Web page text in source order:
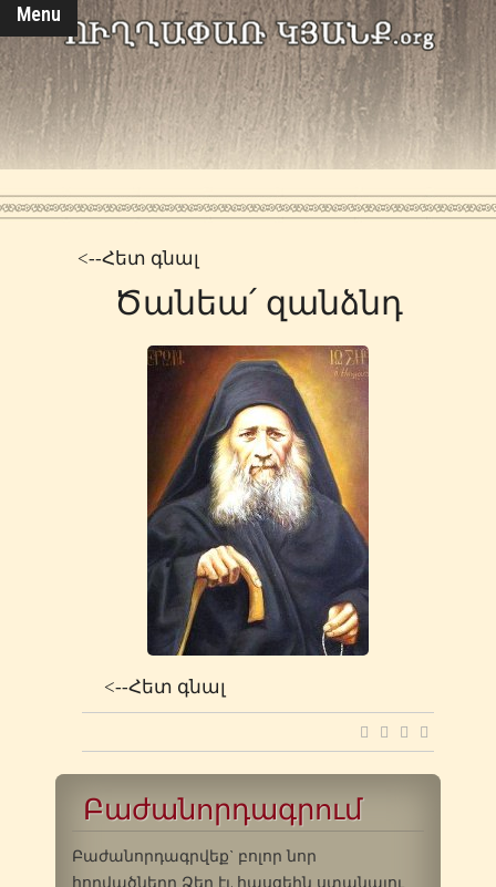
Menu
<--Հետ գնալ
Ծանեա՛ զանձնդ
<--Հետ գնալ
Բաժանորդագրում
Բաժանորդագրվեք` բոլոր նոր
հոդվածները Ձեր էլ. հասցեին ստանալու